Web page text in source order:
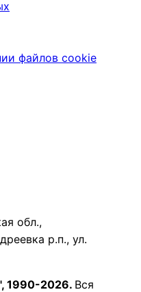
файлов cookie
обл.,
р.п., ул.
1990-2026. Вся